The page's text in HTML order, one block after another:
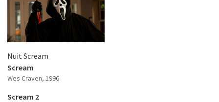
Nuit Scream
Scream
Wes Craven, 1996
Scream 2